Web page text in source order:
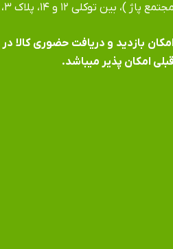
پاژ )، بین توکلی ۱۲ و ۱۴، پلاک ۳، واحد ۲
بازدید و دریافت حضوری کالا
امکان پذیر میباشد.